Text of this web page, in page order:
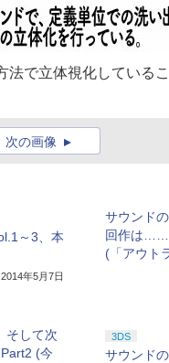
で立体視化している
次の画像
～3、本
2014年5月7日
サウンド
回作は……
(「アウト
そして次
(今
3DS
サウンド